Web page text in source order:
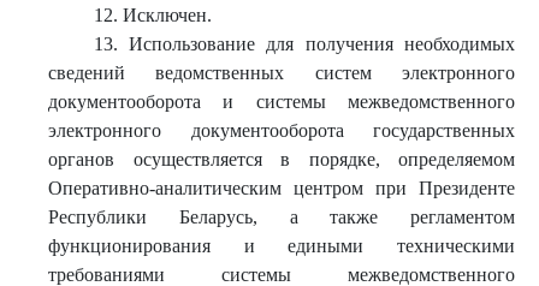
12. Исключен.
13. Использование для получения необходимых
сведений ведомственных систем электронного
документооборота и системы межведомственного
электронного документооборота государственных
органов осуществляется в порядке, определяемом
Оперативно-аналитическим центром при Президенте
Республики Беларусь, а также регламентом
функционирования и едиными техническими
требованиями системы межведомственного